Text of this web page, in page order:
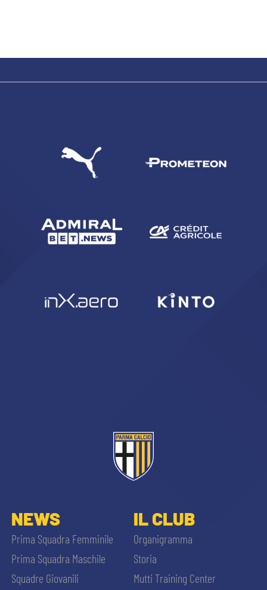
NEWS
Prima Squadra Femminile
Prima Squadra Maschile
Squadre Giovanili
IL CLUB
Organigramma
Storia
Mutti Training Center
ACCETTA E SALVA